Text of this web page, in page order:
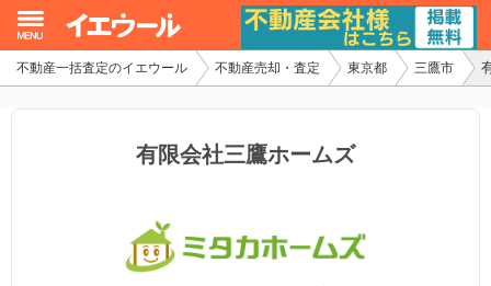
不動産一括査定のイエウール 不動産売却・査定 東京都 三鷹市
有限会社三鷹ホームズ
イエウール加盟希望の不動産会社様
不動産の売却・一括査定